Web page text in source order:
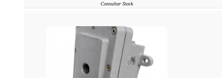
Consultar Stock